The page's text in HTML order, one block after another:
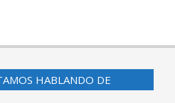
HABLANDO DE